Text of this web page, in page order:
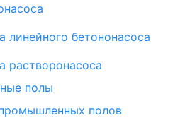
линейного бетононасоса
растворонасоса
полы
полов